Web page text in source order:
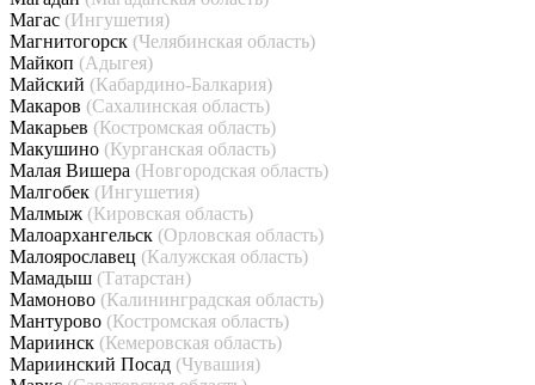
Магас (Ингушетия)
Магнитогорск (Челябинская область)
Майкоп (Адыгея)
Майский (Кабардино-Балкария)
Макаров (Сахалинская область)
Макарьев (Костромская область)
Макушино (Курганская область)
Малая Вишера (Новгородская область)
Малгобек (Ингушетия)
Малмыж (Кировская область)
Малоархангельск (Орловская область)
Малоярославец (Калужская область)
Мамадыш (Татарстан)
Мамоново (Калининградская область)
Мантурово (Костромская область)
Мариинск (Кемеровская область)
Мариинский Посад (Чувашия)